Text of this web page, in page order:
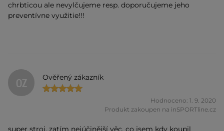
chrbticou ale nevylčujeme resp. doporučujeme jeho
preventívne využitie!!!
OZ Ověřený zákazník
Hodnoceno: 1. 9. 2020
Produkt zakoupen na inSPORTline.cz
super stroj, zatím nejúčinější věc, co jsem kdy koupil